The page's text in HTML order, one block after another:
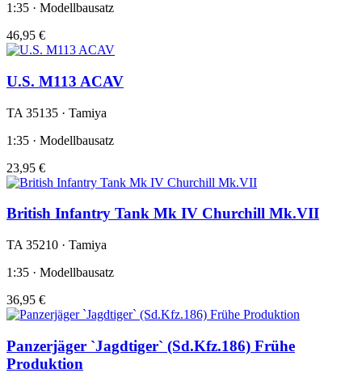
1:35 · Modellbausatz
46,95 €
U.S. M113 ACAV
TA 35135 · Tamiya
1:35 · Modellbausatz
23,95 €
British Infantry Tank Mk IV Churchill Mk.VII
TA 35210 · Tamiya
1:35 · Modellbausatz
36,95 €
Panzerjäger `Jagdtiger` (Sd.Kfz.186) Frühe
Produktion